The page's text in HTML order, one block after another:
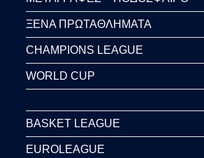
ΞΕΝΑ ΠΡΩΤΑΘΛΗΜΑΤΑ
CHAMPIONS LEAGUE
WORLD CUP
BASKET LEAGUE
EUROLEAGUE